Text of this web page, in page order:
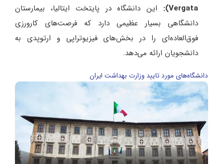
Vergata):
این دانشگاه در پایتخت ایتالیا، بیمارستان
دانشگاهی بسیار عظیمی دارد که فرصت‌های کارورزی
فوق‌العاده‌ای را در بخش‌های فیزیوتراپی و ارتوپدی به
دانشجویان ارائه می‌دهد.
دانشگاه‌های مورد تایید وزارت بهداشت ایران